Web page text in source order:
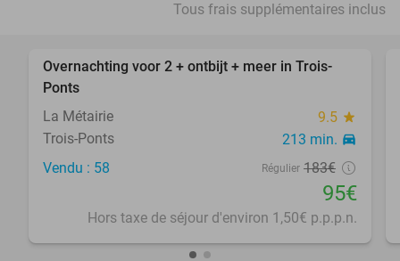
Tous frais supplémentaires inclus
48%
Overnachting voor 2 + ontbijt + meer in Trois-
Ponts
La Métairie
9.5 star
Trois-Ponts 213 min. directions_car
Vendu : 58 Régulier 183€
95€
Hors taxe de séjour d'environ 1,50€ p.p.p.n.